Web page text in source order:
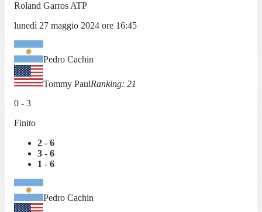
Roland Garros ATP
lunedì 27 maggio 2024 ore 16:45
Pedro Cachin
Tommy PaulRanking: 21
0 - 3
Finito
2 - 6
3 - 6
1 - 6
Pedro Cachin